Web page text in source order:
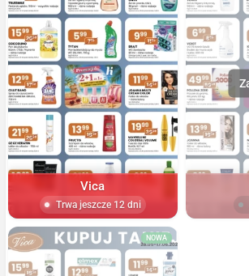
Vica
Trwa jeszcze 12 dni
NOWA